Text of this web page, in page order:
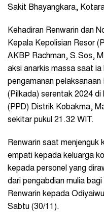
Sakit Bhayangkara,
Kehadiran Renwarin dan
Kepala Kepolisian Resor
AKBP Rachman, S.Sos,
aksi anarkis massa saat
pengamanan
(Pilkada) serentak 2024
(PPD) Distrik Kobakma,
sekitar pukul 21.32 WIT.
Renwarin saat menjenguk
empati kepada keluarga
kepada personel yang
dari pengabdian mulia
Renwarin kepada
Sabtu (30/11).